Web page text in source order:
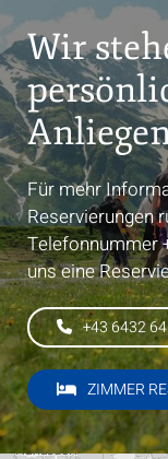
Wir
Für mehr
Reservierungen
Telefonnummer
uns eine
+43 6432
ZIMMER